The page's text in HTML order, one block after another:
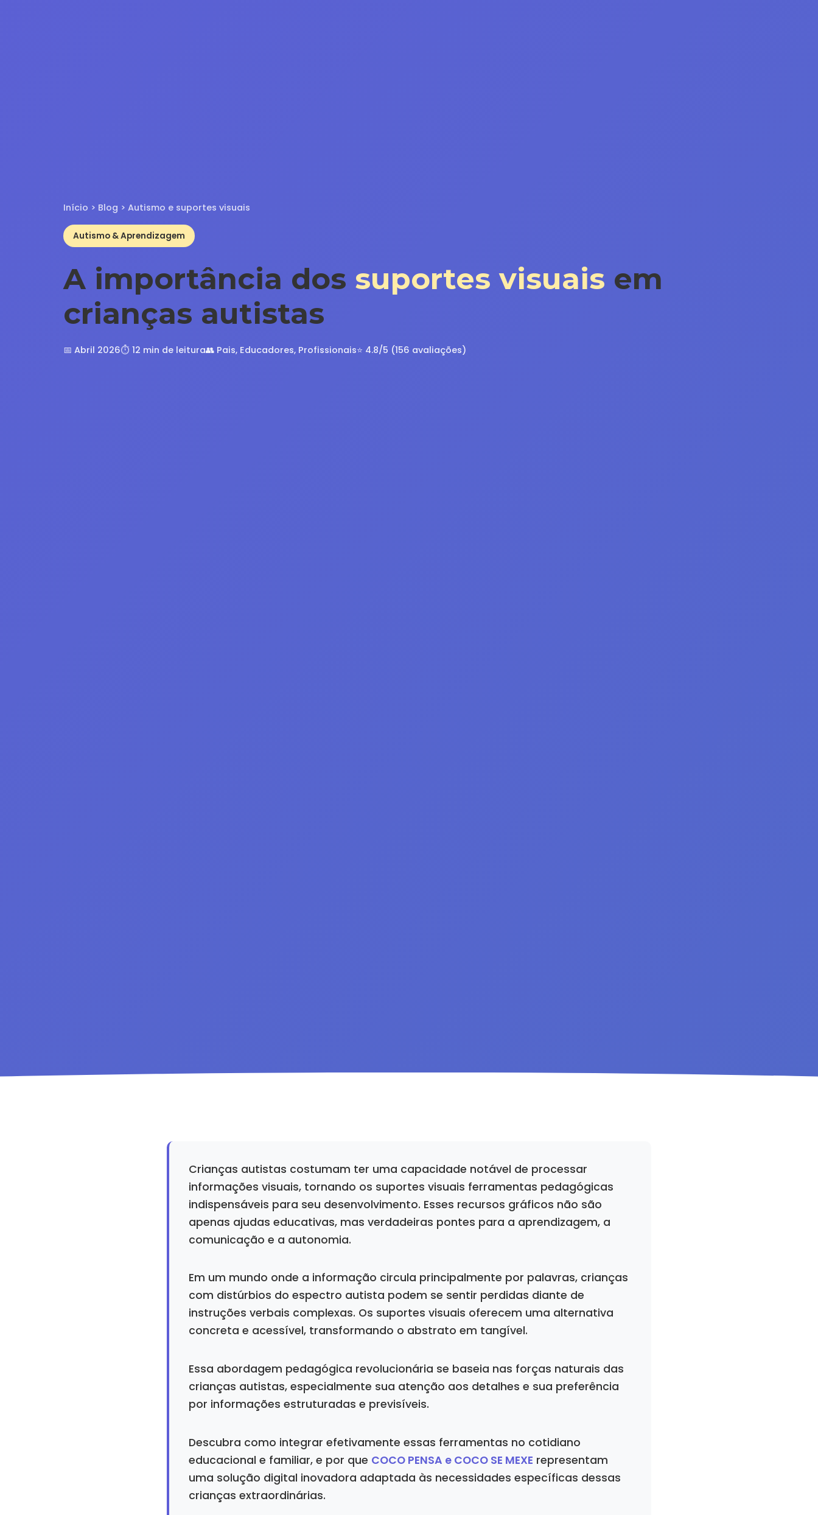
Início > Blog > Autismo e suportes visuais
Autismo & Aprendizagem
A importância dos suportes visuais em
crianças autistas
📅 Abril 2026⏱️ 12 min de leitura👥 Pais, Educadores, Profissionais⭐ 4.8/5 (156 avaliações)
Crianças autistas costumam ter uma capacidade notável de processar
informações visuais, tornando os suportes visuais ferramentas pedagógicas
indispensáveis para seu desenvolvimento. Esses recursos gráficos não são
apenas ajudas educativas, mas verdadeiras pontes para a aprendizagem, a
comunicação e a autonomia.
Em um mundo onde a informação circula principalmente por palavras, crianças
com distúrbios do espectro autista podem se sentir perdidas diante de
instruções verbais complexas. Os suportes visuais oferecem uma alternativa
concreta e acessível, transformando o abstrato em tangível.
Essa abordagem pedagógica revolucionária se baseia nas forças naturais das
crianças autistas, especialmente sua atenção aos detalhes e sua preferência
por informações estruturadas e previsíveis.
Descubra como integrar efetivamente essas ferramentas no cotidiano
educacional e familiar, e por que COCO PENSA e COCO SE MEXE representam
uma solução digital inovadora adaptada às necessidades específicas dessas
crianças extraordinárias.